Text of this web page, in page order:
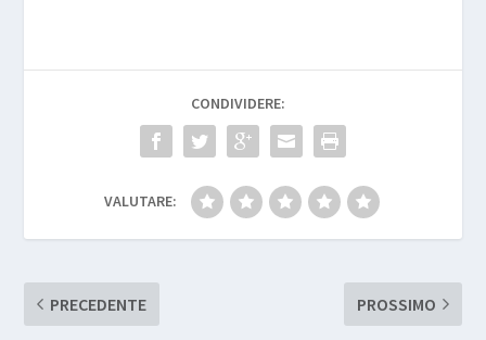
CONDIVIDERE:
VALUTARE:
PRECEDENTE PROSSIMO